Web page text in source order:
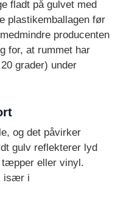
fladt på gulvet med
plastikemballagen før
producenten
for, at rummet har
grader) under
og det påvirker
gulv reflekterer lyd
tæpper eller vinyl.
især i